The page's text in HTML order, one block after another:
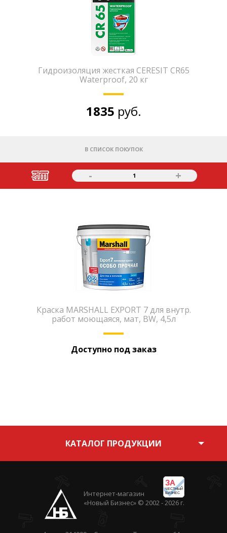
Гидроизоляция жесткая CERESIT CR65
Waterproof, 20 кг
1835 руб.
В СПИСОК ПОКУПОК
- 1 +
Краска MARSHALL EXPORT 7 для внутр.
работ моющаяся, мат, BW, 4,5л
Доступно под заказ
КАТАЛОГ ПРОДУКЦИИ
ЗА
ЧЕСТНЫЙ
БИЗНЕС
Интернет-магазин
«Новый Бизнес» © 2002 - 2026 г.